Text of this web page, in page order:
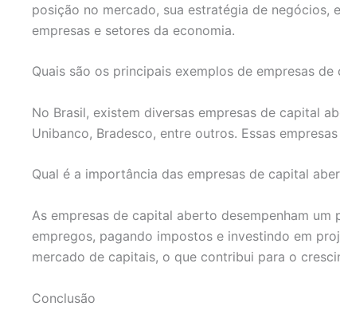
posição no mercado, sua estratégia de
empresas e setores da economia.
Quais são os principais exemplos de empresas
No Brasil, existem diversas empresas de capital
Unibanco, Bradesco, entre outros. Essas
Qual é a importância das empresas de capital
As empresas de capital aberto desempenham
empregos, pagando impostos e investindo em
mercado de capitais, o que contribui para o
Conclusão